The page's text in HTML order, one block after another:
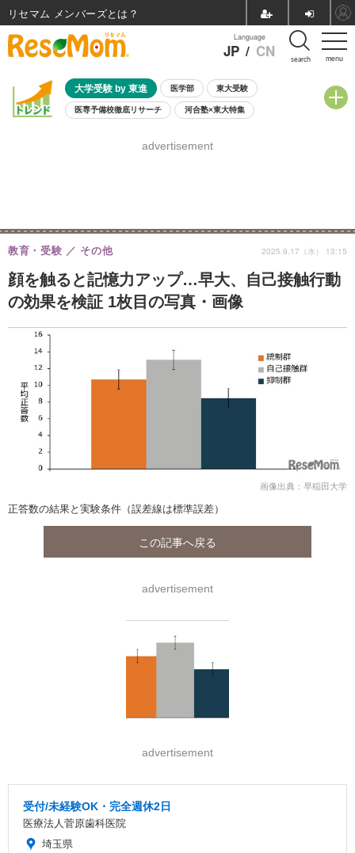
menu
Language
JP / CN search
大学受験 by 東進 医学部 東大受験
医専予備校徹底リサーチ 河合塾×東大特集
8月開催学校説明会・相談会
advertisement
顔を触ると記憶力アップ…早大、自己接触行動
の効果を検証 1枚目の写真・画像
教育・受験 その他 2025.9.17（水） 13:15
画像出典：早稲田大学
正答数の結果と実験条件（誤差線は標準誤差）
この記事へ戻る
advertisement
advertisement
受付/未経験OK・完全週休2日
医療法人菅原歯科医院
埼玉県
リセマム メンバーズ